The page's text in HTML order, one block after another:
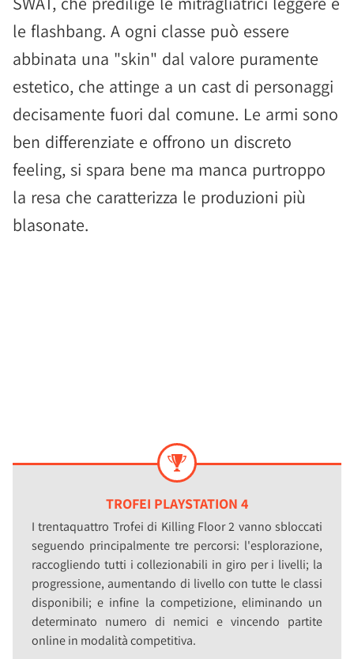
le flashbang. A ogni classe può essere
abbinata una "skin" dal valore puramente
estetico, che attinge a un cast di personaggi
decisamente fuori dal comune. Le armi sono
ben differenziate e offrono un discreto
feeling, si spara bene ma manca purtroppo
la resa che caratterizza le produzioni più
blasonate.
TROFEI PLAYSTATION 4
I trentaquattro Trofei di Killing Floor 2 vanno sbloccati
seguendo principalmente tre percorsi: l'esplorazione,
raccogliendo tutti i collezionabili in giro per i livelli; la
progressione, aumentando di livello con tutte le classi
disponibili; e infine la competizione, eliminando un
determinato numero di nemici e vincendo partite
online in modalità competitiva.